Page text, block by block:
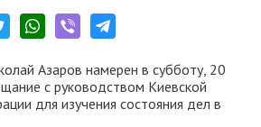
Азаров намерен в субботу, 20
с руководством Киевской
для изучения состояния дел в